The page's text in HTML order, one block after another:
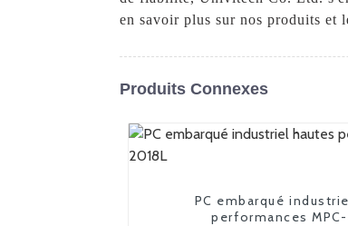
en savoir plus sur nos produits et
Produits Connexes
PC embarqué
performances MPC-